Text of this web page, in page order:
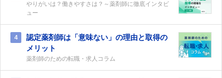
やりがいは？働きやすさは？～薬剤師に徹底インタビ
ュー
4
認定薬剤師は「意味ない」の理由と取得の
メリット
薬剤師のための転職・求人コラム